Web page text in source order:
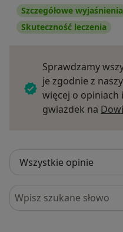
Szczegółowe wyjaśnienia
Skuteczność leczenia
Sprawdzamy
je zgodnie z
więcej o opiniach
gwiazdek na
Szukaj w opiniach